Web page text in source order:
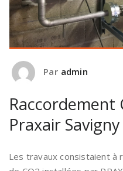
Par admin
Raccordement
Praxair
Les travaux consistaient à